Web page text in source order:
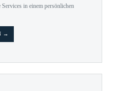
in einem persönlichen
→